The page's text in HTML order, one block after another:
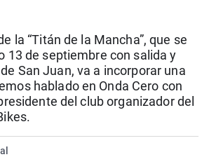
Gente viajera
Como el perro y el
Retornados
Equipo de
Operación Viuda
Galicia
La Rioja
Navarra
País Vasco
Televisión
Elecciones
la “Titán de la Mancha”, que se
13 de septiembre con salida y
San Juan, va a incorporar una
hablado en Onda Cero con
del club organizador del